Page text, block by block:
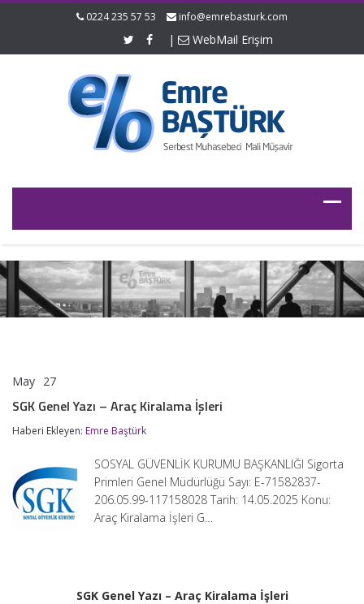
0224 235 57 53 info@emrebasturk.com
| WebMail Erişim
May 27
Yazı
Araç
İşleri
için
SGK Genel Yazı – Araç Kiralama İşleri
Haberi Ekleyen: Emre Baştürk
SOSYAL GÜVENLİK KURUMU BAŞKANLIĞI Sigorta
Primleri Genel Müdürlüğü Sayı: E-71582837-
206.05.99-117158028 Tarih: 14.05.2025 Konu:
Araç Kiralama İşleri G…
SGK Genel Yazı – Araç Kiralama İşleri